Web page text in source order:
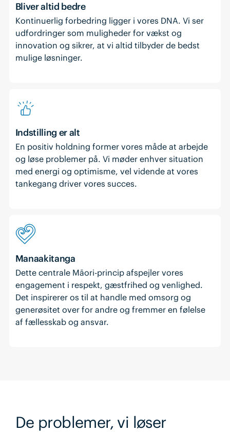
Bliver altid bedre
Kontinuerlig forbedring ligger i vores DNA. Vi ser
udfordringer som muligheder for vækst og
innovation og sikrer, at vi altid tilbyder de bedst
mulige løsninger.
Indstilling er alt
En positiv holdning former vores måde at arbejde
og løse problemer på. Vi møder enhver situation
med energi og optimisme, vel vidende at vores
tankegang driver vores succes.
Manaakitanga
Dette centrale Māori-princip afspejler vores
engagement i respekt, gæstfrihed og venlighed.
Det inspirerer os til at handle med omsorg og
generøsitet over for andre og fremmer en følelse
af fællesskab og ansvar.
De problemer, vi løser